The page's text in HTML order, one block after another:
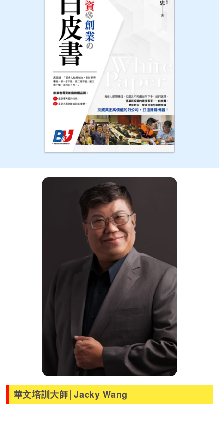
華文培訓大師│Jacky Wang